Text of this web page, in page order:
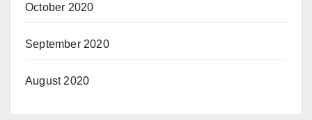
October 2020
September 2020
August 2020